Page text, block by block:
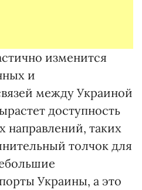
изменится
и
между Украиной
доступность
направлений, таких
толчок для
Украины, а это